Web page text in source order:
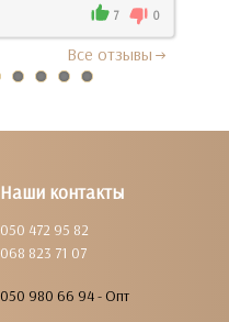
7 0
Все отзывы
Наши контакты
050 472 95 82
068 823 71 07
050 980 66 94 - Опт